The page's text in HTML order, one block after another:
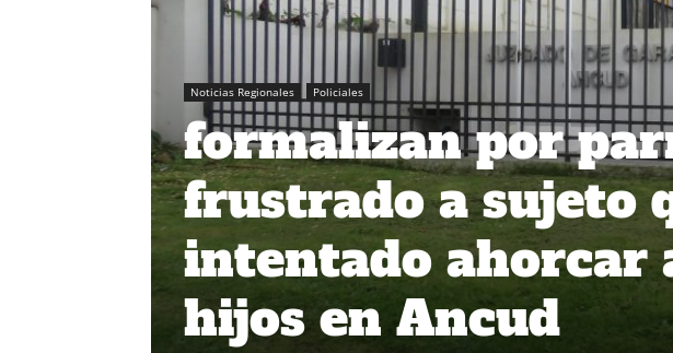
Noticias Regionales Policiales
formalizan por
frustrado a sujeto
intentado ahorcar
hijos en Ancud